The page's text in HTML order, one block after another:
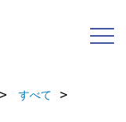
すべて